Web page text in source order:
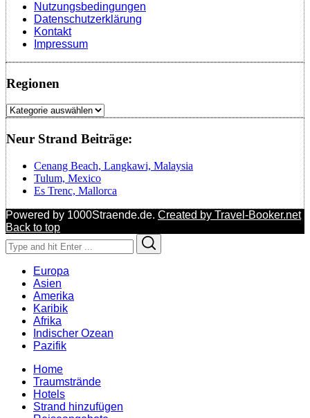
Nutzungsbedingungen
Datenschutzerklärung
Kontakt
Impressum
Regionen
Regionen
Neur Strand Beiträge:
Cenang Beach, Langkawi, Malaysia
Tulum, Mexico
Es Trenc, Mallorca
Powered by 1000Straende.de. Created by Travel-Booker.net
Back to top
Search
for:
Europa
Asien
Amerika
Karibik
Afrika
Indischer Ozean
Pazifik
Home
Traumstrände
Hotels
Strand hinzufügen